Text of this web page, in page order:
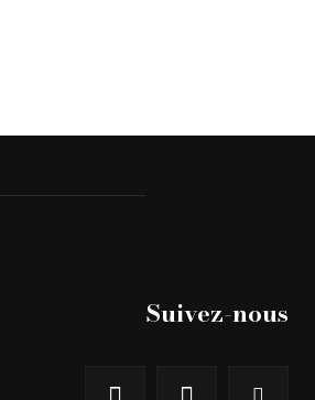
Suivez-nous